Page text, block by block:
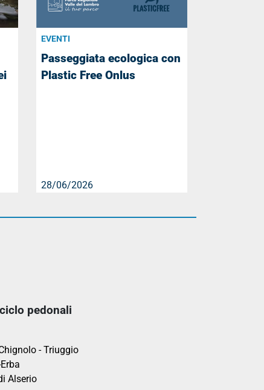
EVENTI
Passeggiata ecologica con
Plastic Free Onlus
28/06/2026
pedonali
- Triuggio
Alserio